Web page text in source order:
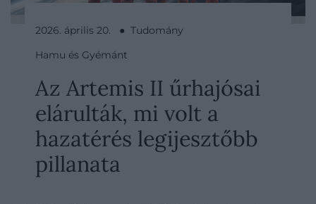
2026. április 20. ● Tudomány
Hamu és Gyémánt
Az Artemis II űrhajósai
elárulták, mi volt a
hazatérés legijesztőbb
pillanata